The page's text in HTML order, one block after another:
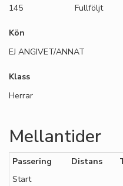
145
Fullföljt
Kön
EJ ANGIVET/ANNAT
Klass
Herrar
Mellantider
Passering Distans
Start